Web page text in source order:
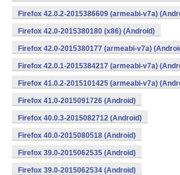
Firefox 42.0.2-2015386609 (armeabi-v7a)
Firefox 42.0-2015380180 (x86) (Android)
Firefox 42.0-2015380177 (armeabi-v7a)
Firefox 42.0.1-2015384217 (armeabi-v7a)
Firefox 41.0.2-2015101425 (armeabi-v7a)
Firefox 41.0-2015091726 (Android)
Firefox 40.0.3-2015082712 (Android)
Firefox 40.0-2015080518 (Android)
Firefox 39.0-2015062535 (Android)
Firefox 39.0-2015062534 (Android)